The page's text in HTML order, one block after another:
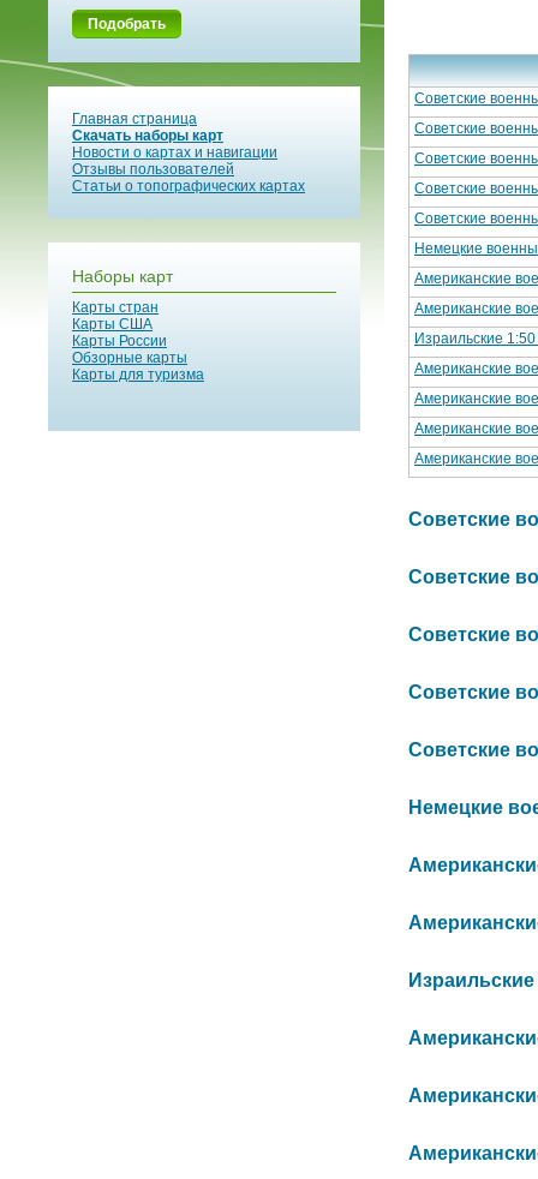
Подобрать
Главная страница
Скачать наборы карт
Новости о картах и навигации
Отзывы пользователей
Статьи о топографических картах
Наборы карт
Карты стран
Карты США
Карты России
Обзорные карты
Карты для туризма
Советские
Советские
Советские
Советские
Советские
Немецкие
Американские
Американские
Израильские
Американские
Американские
Американские
Американские
Советские
Советские
Советские
Советские
Советские
Немецкие
Израильские